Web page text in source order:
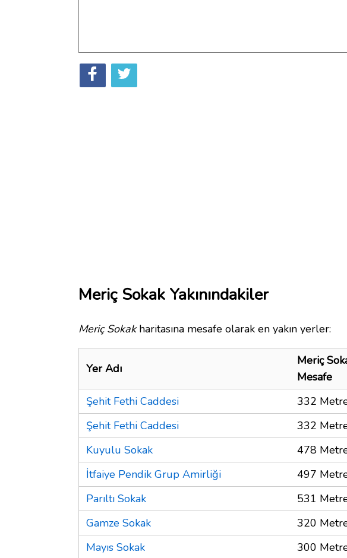
Meriç Sokak Yakınındakiler
Meriç Sokakharitasına mesafe olarak en yakın yerler:
Yer Adı
Meriç
Mesafe
Şehit Fethi Caddesi
332
Şehit Fethi Caddesi
332
Kuyulu Sokak
478
İtfaiye Pendik Grup Amirliği
497
Parıltı Sokak
531
Gamze Sokak
320
Mayıs Sokak
300